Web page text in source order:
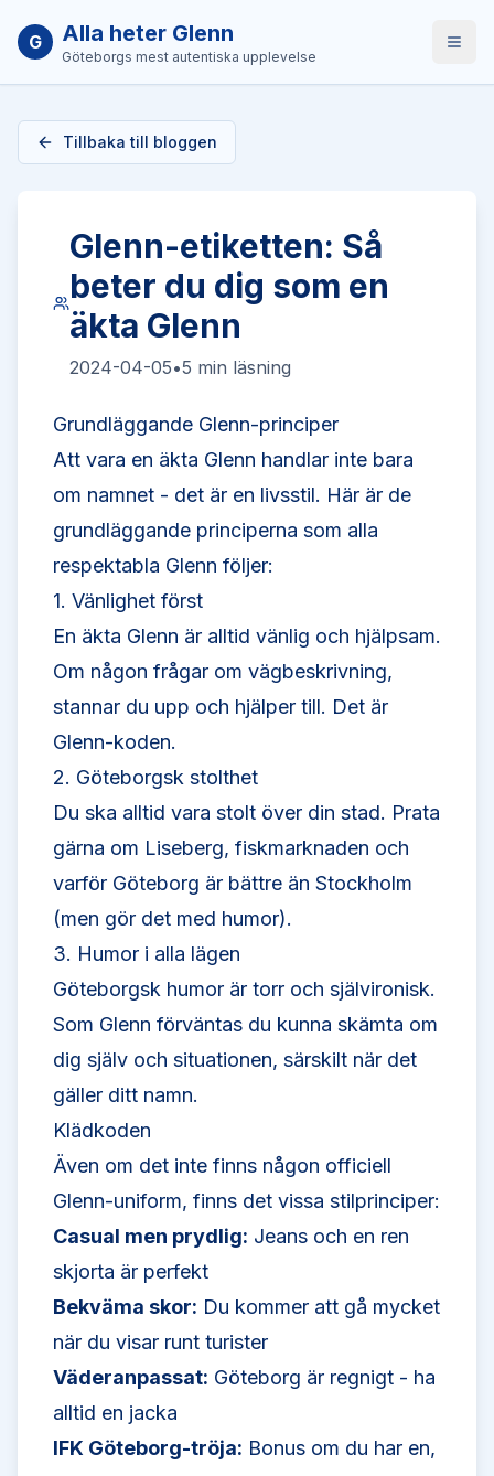
G Alla heter Glenn
Göteborgs mest autentiska upplevelse
Tillbaka till bloggen
Glenn-etiketten: Så
beter du dig som en
äkta Glenn
2024-04-05•5 min läsning
Grundläggande Glenn-principer
Att vara en äkta Glenn handlar inte bara
om namnet - det är en livsstil. Här är de
grundläggande principerna som alla
respektabla Glenn följer:
1. Vänlighet först
En äkta Glenn är alltid vänlig och hjälpsam.
Om någon frågar om vägbeskrivning,
stannar du upp och hjälper till. Det är
Glenn-koden.
2. Göteborgsk stolthet
Du ska alltid vara stolt över din stad. Prata
gärna om Liseberg, fiskmarknaden och
varför Göteborg är bättre än Stockholm
(men gör det med humor).
3. Humor i alla lägen
Göteborgsk humor är torr och självironisk.
Som Glenn förväntas du kunna skämta om
dig själv och situationen, särskilt när det
gäller ditt namn.
Klädkoden
Även om det inte finns någon officiell
Glenn-uniform, finns det vissa stilprinciper:
Casual men prydlig: Jeans och en ren
skjorta är perfekt
Bekväma skor: Du kommer att gå mycket
när du visar runt turister
Väderanpassat: Göteborg är regnigt - ha
alltid en jacka
IFK Göteborg-tröja: Bonus om du har en,